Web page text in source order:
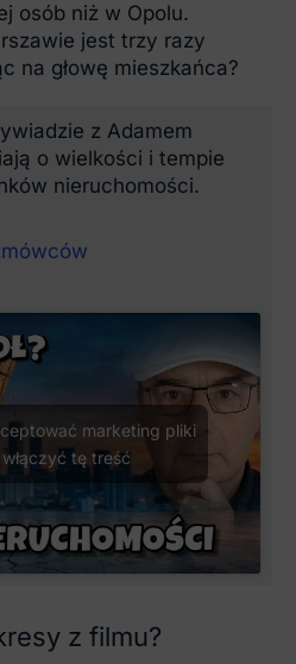
osób niż w Opolu.
jest trzy razy
na głowę mieszkańca?
z Adamem
o wielkości i tempie
nieruchomości.
marketing pliki
tę treść
z filmu?